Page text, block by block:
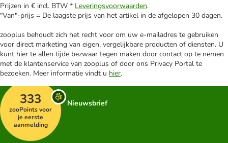
Prijzen in € incl. BTW * Leveringsvoorwaarden.
"Van"-prijs = De laagste prijs van het artikel in de afgelopen 30 dagen.
zooplus behoudt zich het recht voor om uw e-mailadres te gebruiken
voor direct marketing van eigen, vergelijkbare producten of diensten. U
kunt hier te allen tijde bezwaar tegen maken door contact op te nemen
met de klantenservice van zooplus of door ons Privacy Portal te
bezoeken. Meer informatie vindt u hier.
333
zooPoints voor
je eerste
aanmelding
Nieuwsbrief